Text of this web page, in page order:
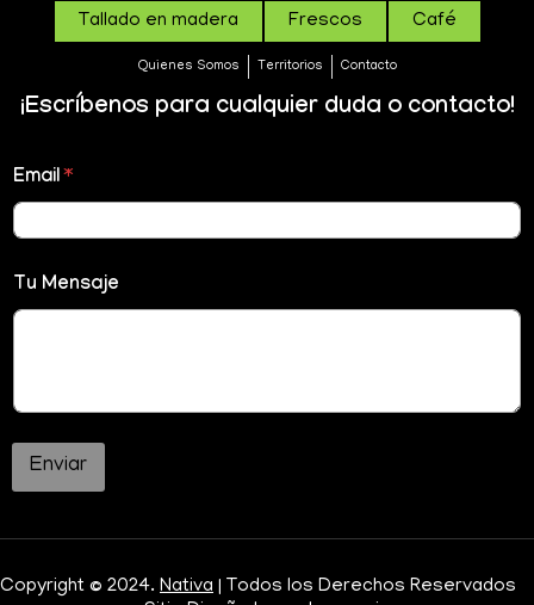
Tallado en madera
Frescos Café
Quienes Somos Territorios Contacto
¡Escríbenos para cualquier duda o contacto!
Email*
Tu Mensaje
Enviar
Copyright © 2024. Nativa | Todos los Derechos Reservados